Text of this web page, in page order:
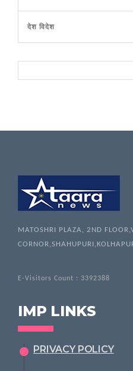
देश विदेश
MATOSHRI PLAZA, 2ND
E-Visitors Count : 3392388
IMP LINKS
PRIVACY POLICY